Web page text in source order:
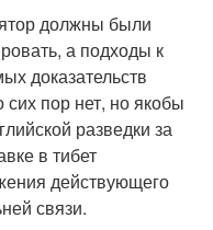
должны были
а подходы к
доказательств
пор нет, но якобы
разведки за
в тибет
действующего
связи.